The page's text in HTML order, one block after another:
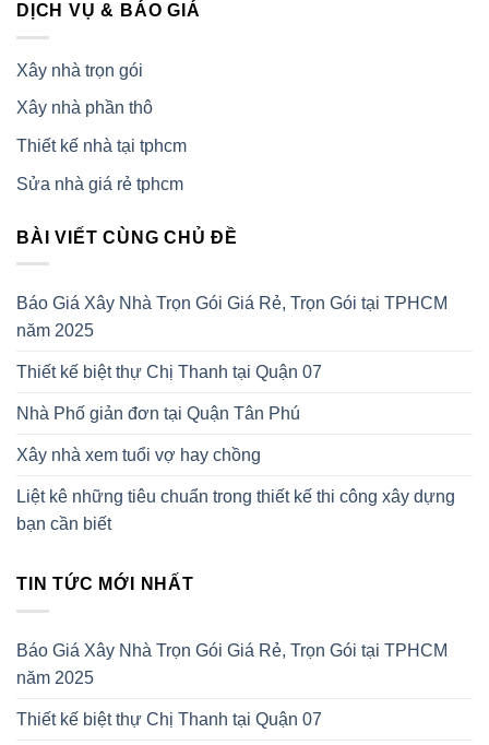
DỊCH VỤ & BÁO GIÁ
Xây nhà trọn gói
Xây nhà phần thô
Thiết kế nhà tại tphcm
Sửa nhà giá rẻ tphcm
BÀI VIẾT CÙNG CHỦ ĐỀ
Báo Giá Xây Nhà Trọn Gói Giá Rẻ, Trọn Gói tại TPHCM
năm 2025
Thiết kế biệt thự Chị Thanh tại Quận 07
Nhà Phố giản đơn tại Quận Tân Phú
Xây nhà xem tuổi vợ hay chồng
Liệt kê những tiêu chuẩn trong thiết kế thi công xây dựng
bạn cần biết
TIN TỨC MỚI NHẤT
Báo Giá Xây Nhà Trọn Gói Giá Rẻ, Trọn Gói tại TPHCM
năm 2025
Thiết kế biệt thự Chị Thanh tại Quận 07